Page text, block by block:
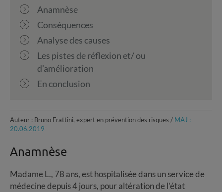
Anamnèse
Conséquences
Analyse des causes
Les pistes de réflexion et/ ou
d’amélioration
En conclusion
Auteur : Bruno Frattini, expert en prévention des risques / MAJ :
20.06.2019
Anamnèse
Madame L., 78 ans, est hospitalisée dans un service de
médecine depuis 4 jours, pour altération de l’état